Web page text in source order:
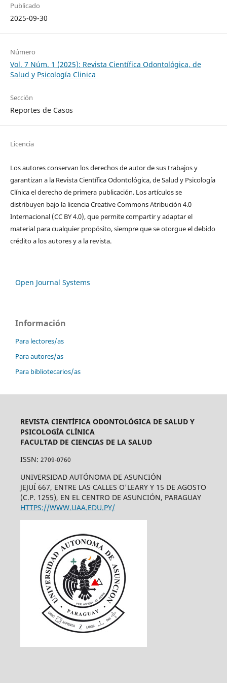
Publicado
2025-09-30
Número
Vol. 7 Núm. 1 (2025): Revista Científica Odontológica, de
Salud y Psicología Clinica
Sección
Reportes de Casos
Licencia
Los autores conservan los derechos de autor de sus trabajos y
garantizan a la Revista Científica Odontológica, de Salud y Psicología
Clínica el derecho de primera publicación. Los artículos se
distribuyen bajo la licencia Creative Commons Atribución 4.0
Internacional (CC BY 4.0), que permite compartir y adaptar el
material para cualquier propósito, siempre que se otorgue el debido
crédito a los autores y a la revista.
Open Journal Systems
Información
Para lectores/as
Para autores/as
Para bibliotecarios/as
REVISTA CIENTÍFICA ODONTOLÓGICA DE SALUD Y
PSICOLOGÍA CLÍNICA
FACULTAD DE CIENCIAS DE LA SALUD
ISSN: 2709-0760
UNIVERSIDAD AUTÓNOMA DE ASUNCIÓN
JEJUÍ 667, ENTRE LAS CALLES O'LEARY Y 15 DE AGOSTO
(C.P. 1255), EN EL CENTRO DE ASUNCIÓN, PARAGUAY
HTTPS://WWW.UAA.EDU.PY/